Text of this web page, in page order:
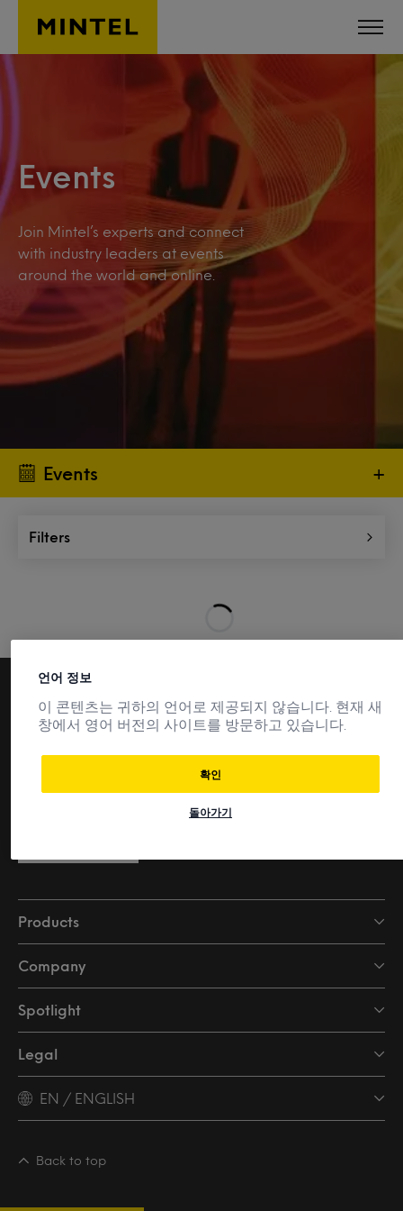
Skip to main content
Events
Join Mintel’s experts and connect
with industry leaders at events
around the world and online.
Events +
Filters
Join Mintel Spotlight
Get groundbreaking market research, new data and expert
analysis into the markets that matter with Mintel Spotlight.
Products
Company
Spotlight
Legal
EN / ENGLISH
Back to top
언어 정보
이 콘텐츠는 귀하의 언어로 제공되지 않습니다. 현재 새
창에서 영어 버전의 사이트를 방문하고 있습니다.
돌아가기
확인